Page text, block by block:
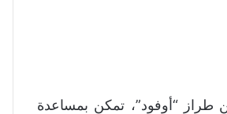
“أوفود”، تمكن بمساعدة